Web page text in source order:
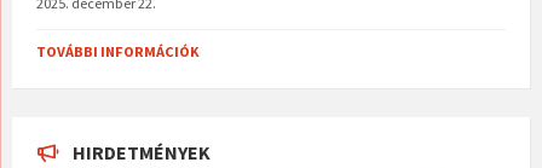
TOVÁBBI INFORMÁCIÓK
HIRDETMÉNYEK